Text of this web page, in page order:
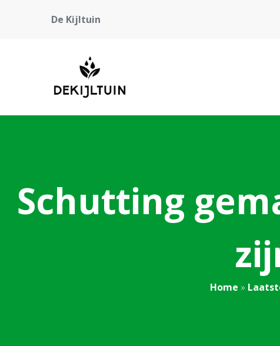
De Kijltuin
Schutting
Home »